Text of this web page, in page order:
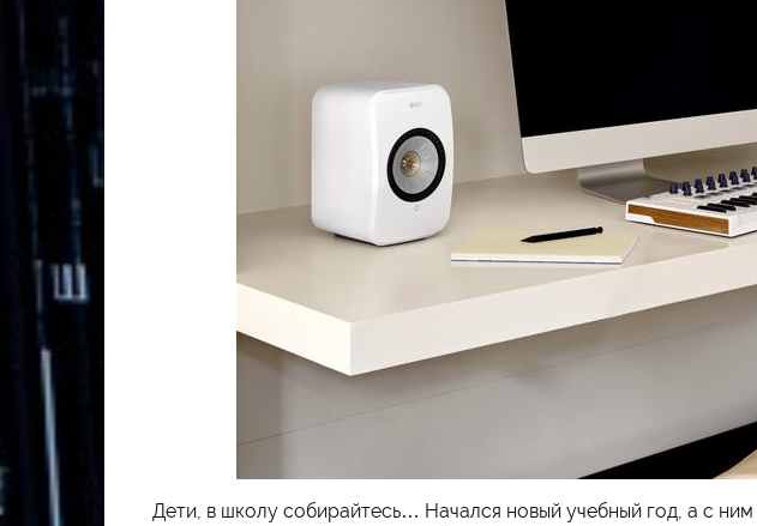
Дети, в школу собирайтесь… Начался новый учебный год, а с